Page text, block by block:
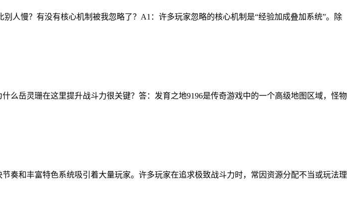
别人慢？有没有核心机制被我忽略了？A1：许多玩家忽略的核心机制是“经验加成叠加系统”。除
什么岳灵珊在这里提升战斗力很关键？答：发育之地9196是传奇游戏中的一个高级地图区域，怪物
奏和丰富特色系统吸引着大量玩家。许多玩家在追求极致战斗力时，常因资源分配不当或玩法理